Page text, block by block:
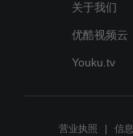
关于我们
优酷视频云
Youku.tv
营业执照 信